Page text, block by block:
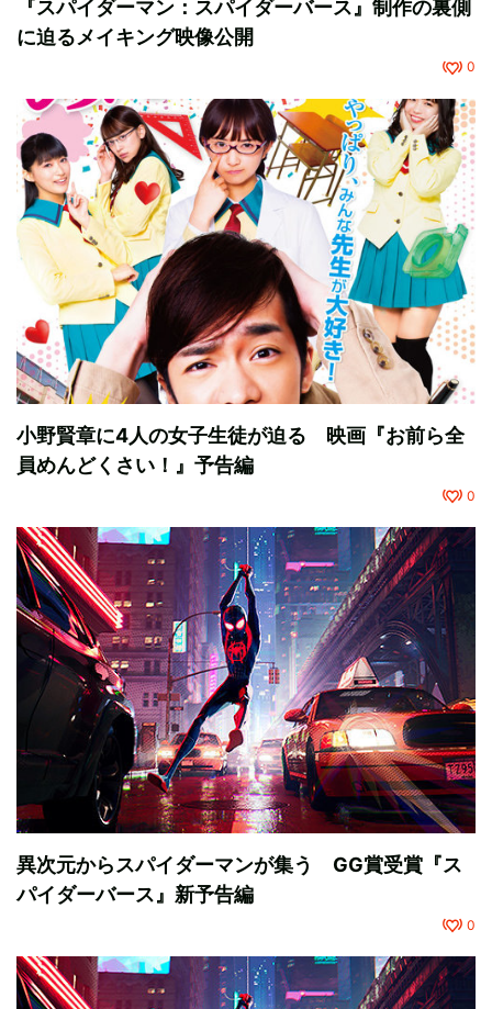
『スパイダーマン：スパイダーバース』制作の裏側
に迫るメイキング映像公開
0
小野賢章に4人の女子生徒が迫る 映画『お前ら全
員めんどくさい！』予告編
0
異次元からスパイダーマンが集う GG賞受賞『ス
パイダーバース』新予告編
0